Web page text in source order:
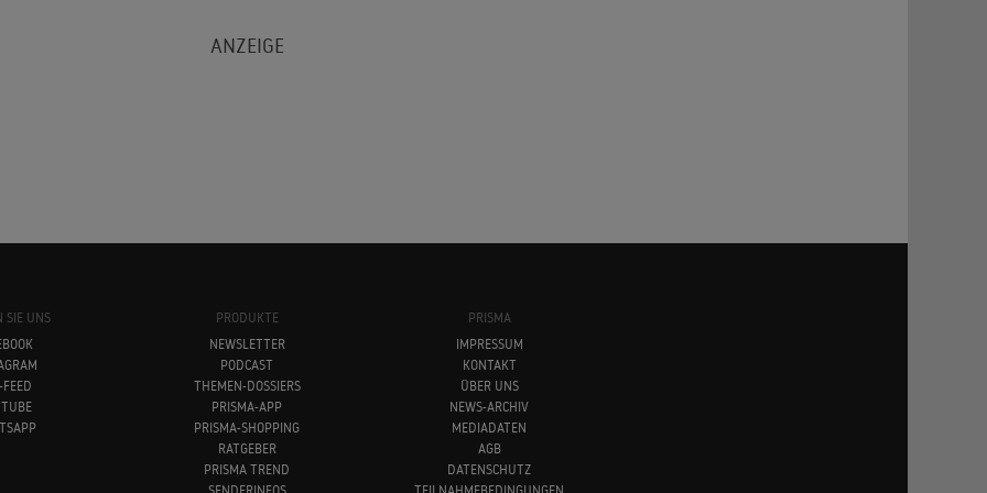
SIE UNS
FEED
PRODUKTE
NEWSLETTER
PODCAST
THEMEN-DOSSIERS
PRISMA-APP
PRISMA-SHOPPING
RATGEBER
PRISMA TREND
PRISMA
IMPRESSUM
KONTAKT
ÜBER UNS
NEWS-ARCHIV
MEDIADATEN
AGB
DATENSCHUTZ